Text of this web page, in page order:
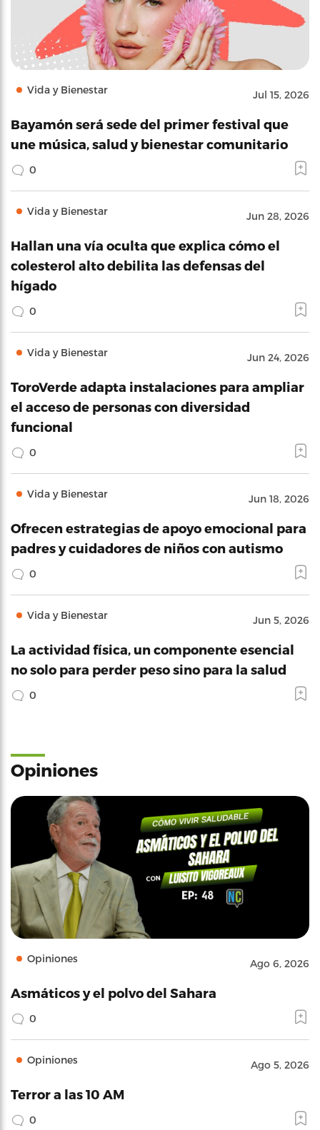
Vida y Bienestar Jul 15, 2026
Bayamón será sede del primer festival que
une música, salud y bienestar comunitario
0
Vida y Bienestar Jun 28, 2026
Hallan una vía oculta que explica cómo el
colesterol alto debilita las defensas del
hígado
0
Vida y Bienestar Jun 24, 2026
ToroVerde adapta instalaciones para ampliar
el acceso de personas con diversidad
funcional
0
Vida y Bienestar Jun 18, 2026
Ofrecen estrategias de apoyo emocional para
padres y cuidadores de niños con autismo
0
Vida y Bienestar Jun 5, 2026
La actividad física, un componente esencial
no solo para perder peso sino para la salud
0
Opiniones
Opiniones Ago 6, 2026
Asmáticos y el polvo del Sahara
0
Opiniones Ago 5, 2026
Terror a las 10 AM
0